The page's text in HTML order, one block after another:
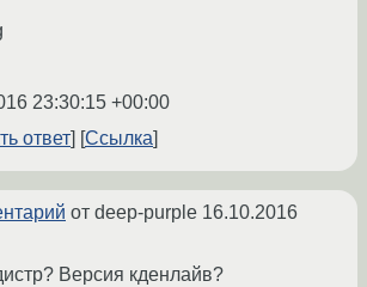
23:30:15 +00:00
ответ
Ссылка
от deep-purple 16.10.2016
Версия кденлайв?